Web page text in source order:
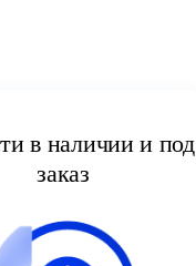
в наличии и под
заказ